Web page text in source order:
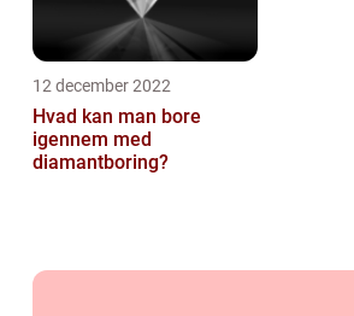
12 december 2022
Hvad kan man bore
igennem med
diamantboring?